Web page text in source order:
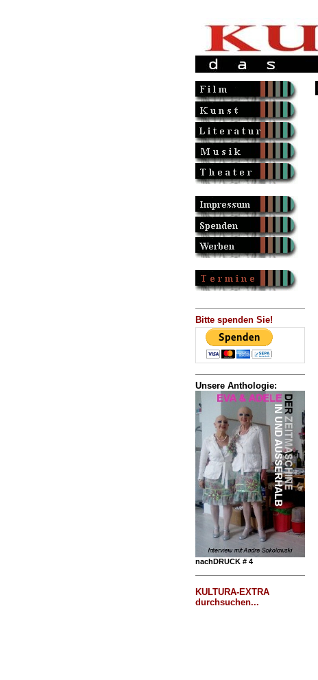
Bitte spenden Sie!
Unsere Anthologie:
nachDRUCK # 4
KULTURA-EXTRA
durchsuchen...